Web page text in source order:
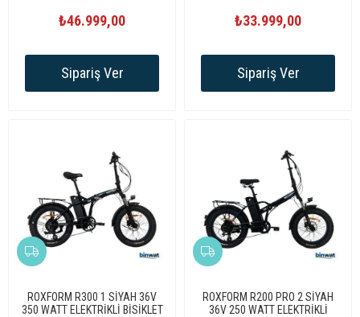
₺46.999,00
Sipariş Ver
₺33.999,00
Sipariş Ver
ROXFORM R300 1 SİYAH 36V
350 WATT ELEKTRİKLİ BİSİKLET
ROXFORM R200 PRO 2 SİYAH
36V 250 WATT ELEKTRİKLİ